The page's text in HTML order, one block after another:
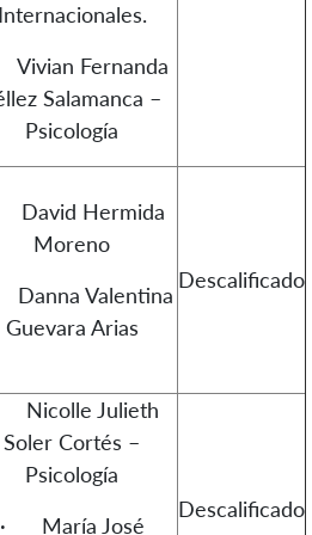
Internacionales.
Fernanda
Salamanca –
Psicología
Hermida
Moreno
Valentina
Guevara Arias
Descalificado
Nicolle Julieth
Soler Cortés –
Psicología
· María José
Descalificado